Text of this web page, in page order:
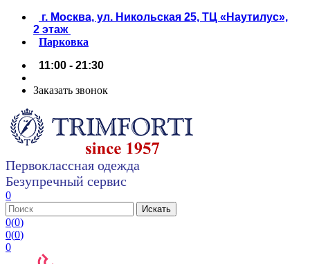
г. Москва, ул. Никольская 25, ТЦ «Наутилус»,
2 этаж
Парковка
11:00 - 21:30
Заказать звонок
Первоклассная одежда
Безупречный сервис
0
0(0)
0(0)
0